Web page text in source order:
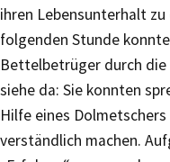
ihren Lebensunterhalt
folgenden Stunde
Bettelbetrüger durch
siehe da: Sie konnten
Hilfe eines
verständlich machen.